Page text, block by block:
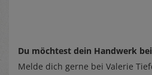
Du möchtest dein Handwerk
Melde dich gerne bei Valerie